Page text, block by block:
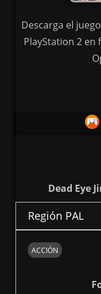
Descarga el
PlayStation 2 en
Dead Eye
Región PAL
ACCIÓN